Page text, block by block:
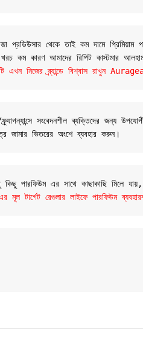
প্রডিউসার থেকে তাই কম দামে প্রিমিয়াম
খরচ কম কারণ আমাদের রিপিট কাস্টমার
এখন নিজের ব্র্যান্ডে বিশ্বাস রাখুন
সংবেদনশীল ব্যক্তিদের
জামার ভিতরের অংশে ব্যবহার করুন।
কিছু পারফিউম এর সাথে কাছাকাছি মিলে
টার্গেট রেগুলার লাইফে পারফিউম